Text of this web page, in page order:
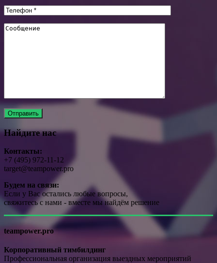
Найдите нас
Контакты:
+7 (495) 972-11-12
target@teampower.pro
Будем на связи:
Если у Вас остались любые вопросы,
свяжитесь с нами - вместе мы найдём решение
teampower.pro
Корпоративный тимбилдинг
Профессиональная организация выездных мероприятий